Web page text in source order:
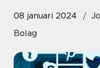
08 januari 2024
Bolag